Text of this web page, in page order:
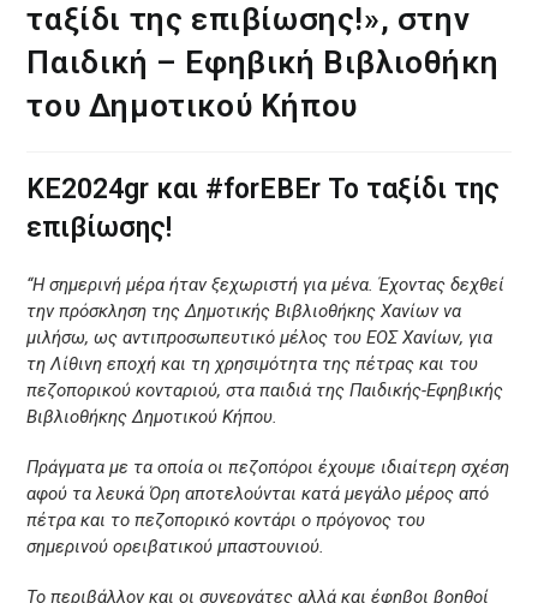
ταξίδι της επιβίωσης!», στην
Παιδική – Εφηβική Βιβλιοθήκη
του Δημοτικού Κήπου
ΚΕ2024gr και #forEBEr Το ταξίδι της
επιβίωσης!
“Η σημερινή μέρα ήταν ξεχωριστή για μένα. Έχοντας δεχθεί
την πρόσκληση της Δημοτικής Βιβλιοθήκης Χανίων να
μιλήσω, ως αντιπροσωπευτικό μέλος του ΕΟΣ Χανίων, για
τη Λίθινη εποχή και τη χρησιμότητα της πέτρας και του
πεζοπορικού κονταριού, στα παιδιά της Παιδικής-Εφηβικής
Βιβλιοθήκης Δημοτικού Κήπου.
Πράγματα με τα οποία οι πεζοπόροι έχουμε ιδιαίτερη σχέση
αφού τα λευκά Όρη αποτελούνται κατά μεγάλο μέρος από
πέτρα και το πεζοπορικό κοντάρι ο πρόγονος του
σημερινού ορειβατικού μπαστουνιού.
Το περιβάλλον και οι συνεργάτες αλλά και έφηβοι βοηθοί